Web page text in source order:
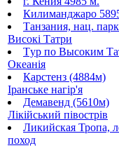
Килиманджаро
Танзания, нац.
Високі Татри
Tур по Высоким
Океанія
Карстенз (4884м)
Іранське нагір'я
Демавенд (5610м)
Лікійський півострів
Ликийская Тропа,
поход